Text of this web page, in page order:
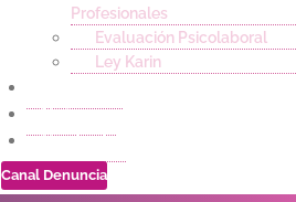
Profesionales
Evaluación Psicolaboral
Ley Karin
Noticias
Contacto
Canal Denuncia